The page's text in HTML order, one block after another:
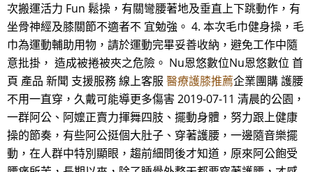
次搬運活力 Fun 鬆操，有關彎腰著地及垂直上下跳動作，有
坐骨神經及膝關節不適者不 宜勉強。 4. 本次毛巾健身操，毛
巾為運動輔助用物，請於運動完畢妥善收納，避免工作中隨
意批掛， 造成被捲被夾之危險。 Nu恩悠數位Nu恩悠數位 首
頁 產品 新聞 支援服務 線上客服 醫療護膝推薦企業團購 護腰
不用一直穿，久戴可能導更多傷害 2019-07-11 清晨的公園，
一群阿公、阿嬤正賣力揮舞四肢、擺動身體，努力跟上健康
操的節奏，有些阿公挺個大肚子、穿著護腰，一邊隨音樂擺
動，在人群中特別顯眼，趨前細問後才知道，原來阿公飽受